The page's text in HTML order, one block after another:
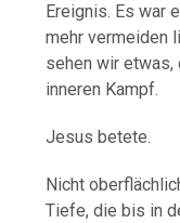
Ereignis. Es war
mehr vermeiden
sehen wir etwas,
inneren Kampf.
Jesus betete.
Nicht
Tiefe, die bis in